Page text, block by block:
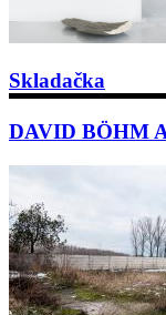
Skladačka
DAVID BÖHM